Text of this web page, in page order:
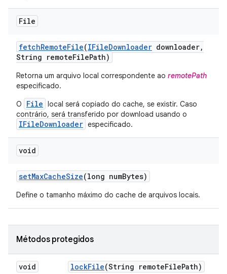
File
fetchRemoteFile(IFileDownloader downloader,
String remoteFilePath)
Retorna um arquivo local correspondente ao remotePath
especificado.
O
File local será copiado do cache, se existir. Caso
contrário, será transferido por download usando o
IFileDownloader especificado.
void
setMaxCacheSize(long numBytes)
Define o tamanho máximo do cache de arquivos locais.
Métodos protegidos
void lockFile(String remoteFilePath)